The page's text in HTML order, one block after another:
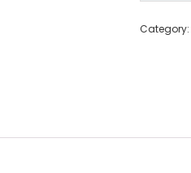
Category: